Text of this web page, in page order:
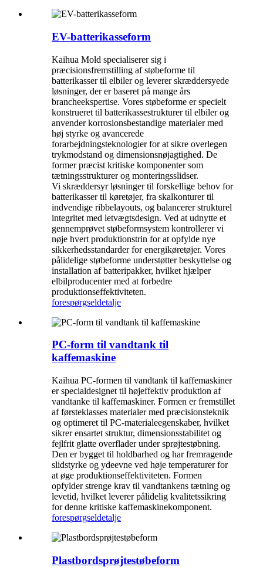
EV-batterikasseform
Kaihua Mold specialiserer sig i
præcisionsfremstilling af støbeforme til
batterikasser til elbiler og leverer skræddersyede
løsninger, der er baseret på mange års
brancheekspertise. Vores støbeforme er specielt
konstrueret til batterikassestrukturer til elbiler og
anvender korrosionsbestandige materialer med
høj styrke og avancerede
forarbejdningsteknologier for at sikre overlegen
trykmodstand og dimensionsnøjagtighed. De
former præcist kritiske komponenter som
tætningsstrukturer og monteringsslidser.
Vi skræddersyr løsninger til forskellige behov for
batterikasser til køretøjer, fra skalkonturer til
indvendige ribbelayouts, og balancerer strukturel
integritet med letvægtsdesign. Ved at udnytte et
gennemprøvet støbeformsystem kontrollerer vi
nøje hvert produktionstrin for at opfylde nye
sikkerhedsstandarder for energikøretøjer. Vores
pålidelige støbeforme understøtter beskyttelse og
installation af batteripakker, hvilket hjælper
elbilproducenter med at forbedre
produktionseffektiviteten.
forespørgseldetalje
PC-form til vandtank til
kaffemaskine
Kaihua PC-formen til vandtank til kaffemaskiner
er specialdesignet til højeffektiv produktion af
vandtanke til kaffemaskiner. Formen er fremstillet
af førsteklasses materialer med præcisionsteknik
og optimeret til PC-materialeegenskaber, hvilket
sikrer ensartet struktur, dimensionsstabilitet og
fejlfrit glatte overflader under sprøjtestøbning.
Den er bygget til holdbarhed og har fremragende
slidstyrke og ydeevne ved høje temperaturer for
at øge produktionseffektiviteten. Formen
opfylder strenge krav til vandtankens tætning og
levetid, hvilket leverer pålidelig kvalitetssikring
for denne kritiske kaffemaskinekomponent.
forespørgseldetalje
Plastbordsprøjtestøbeform